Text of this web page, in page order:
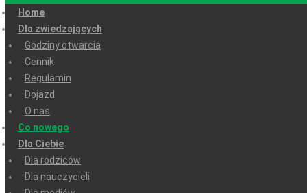
Home
Dla zwiedzających
Godziny otwarcia
Cennik
Regulamin
Dojazd
O nas
Co nowego
Dla Ciebie
Dla rodziców
Dla nauczycieli